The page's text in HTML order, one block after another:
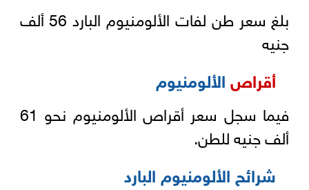
بلغ سعر طن لفات الألومنيوم البارد 56 ألف
جنيه
أقراصالألومنيوم
فيما سجل سعر أقراص الألومنيوم نحو 61
ألف جنيه للطن.
شرائح الألومنيوم البارد